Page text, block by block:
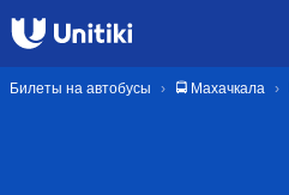
Билеты на автобусы 🚍 Махачкала